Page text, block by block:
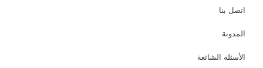
اتصل بنا
المدونة
الأسئلة الشائعة